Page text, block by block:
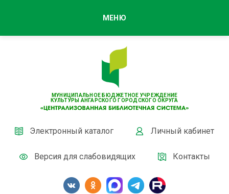
МУНИЦИПАЛЬНОЕ БЮДЖЕТНОЕ УЧРЕЖДЕНИЕ
КУЛЬТУРЫ АНГАРСКОГО ГОРОДСКОГО ОКРУГА
Электронный каталог Личный кабинет
Версия для слабовидящих Контакты
МЕНЮ